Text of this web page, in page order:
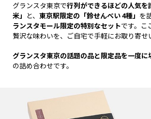
グランスタ東京で行列ができるほどの人気を
米」 と、 東京駅限定の「鈴せんべい 4種」 を
ランスタモール限定の特別なセットです。こ
贅沢な味わいを、ご自宅で手軽にお取り寄せ
グランスタ東京の話題の品と限定品を一度に
の詰め合わせです。